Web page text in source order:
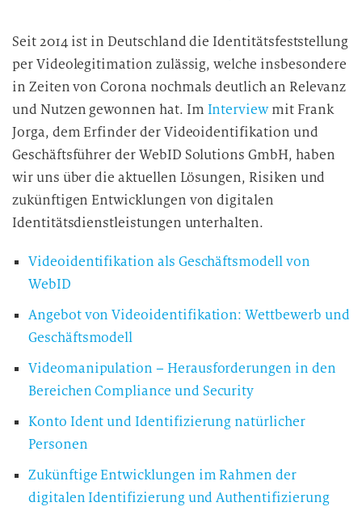
Seit 2014 ist in Deutschland die Identitätsfeststellung
per Videolegitimation zulässig, welche insbesondere
in Zeiten von Corona nochmals deutlich an Relevanz
und Nutzen gewonnen hat. Im Interviewmit Frank
Jorga, dem Erfinder der Videoidentifikation und
Geschäftsführer der WebID Solutions GmbH, haben
wir uns über die aktuellen Lösungen, Risiken und
zukünftigen Entwicklungen von digitalen
Identitätsdienstleistungen unterhalten.
Videoidentifikation als Geschäftsmodell von
WebID
Angebot von Videoidentifikation: Wettbewerb und
Geschäftsmodell
Videomanipulation – Herausforderungen in den
Bereichen Compliance und Security
Konto Ident und Identifizierung natürlicher
Personen
Zukünftige Entwicklungen im Rahmen der
digitalen Identifizierung und Authentifizierung